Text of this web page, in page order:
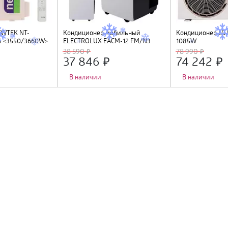
NT-
<3550/3660W>
Fin, R410A,
Кондиционер мобильный
ELECTROLUX EACM-12 FM/N3
38 590
37 846
В наличии
Кондиционер LG
1085W
78 990
74 242
В наличии